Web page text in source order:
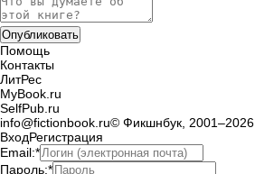
Помощь
Контакты
ЛитРес
MyBook.ru
SelfPub.ru
info@fictionbook.ru© Фикшнбук, 2001–2026
ВходРегистрация
Email:*
Пароль:*